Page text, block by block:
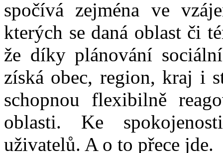
spočívá zejména ve
kterých se daná oblast či
že díky plánování
získá obec, region, kraj i
schopnou flexibilně
oblasti. Ke
uživatelů. A o to přece jde.